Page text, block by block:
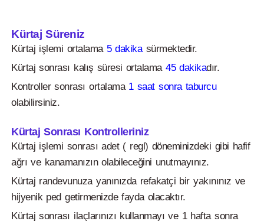
Kürtaj Süreniz
Kürtaj işlemi ortalama 5 dakikasürmektedir.
Kürtaj sonrası kalış süresi ortalama45 dakikadır.
Kontroller sonrası ortalama 1 saat sonra taburcu
olabilirsiniz.
Kürtaj Sonrası Kontrolleriniz
Kürtaj işlemi sonrası adet ( regl) döneminizdeki gibi hafif
ağrı ve kanamanızın olabileceğini unutmayınız.
Kürtaj randevunuza yanınızda refakatçi bir yakınınız ve
hijyenik ped getirmenizde fayda olacaktır.
Kürtaj sonrası ilaçlarınızı kullanmayı ve 1 hafta sonra